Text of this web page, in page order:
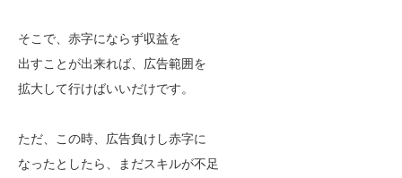
そこで、赤字にならず収益を
出すことが出来れば、広告範囲を
拡大して行けばいいだけです。
ただ、この時、広告負けし赤字に
なったとしたら、まだスキルが不足